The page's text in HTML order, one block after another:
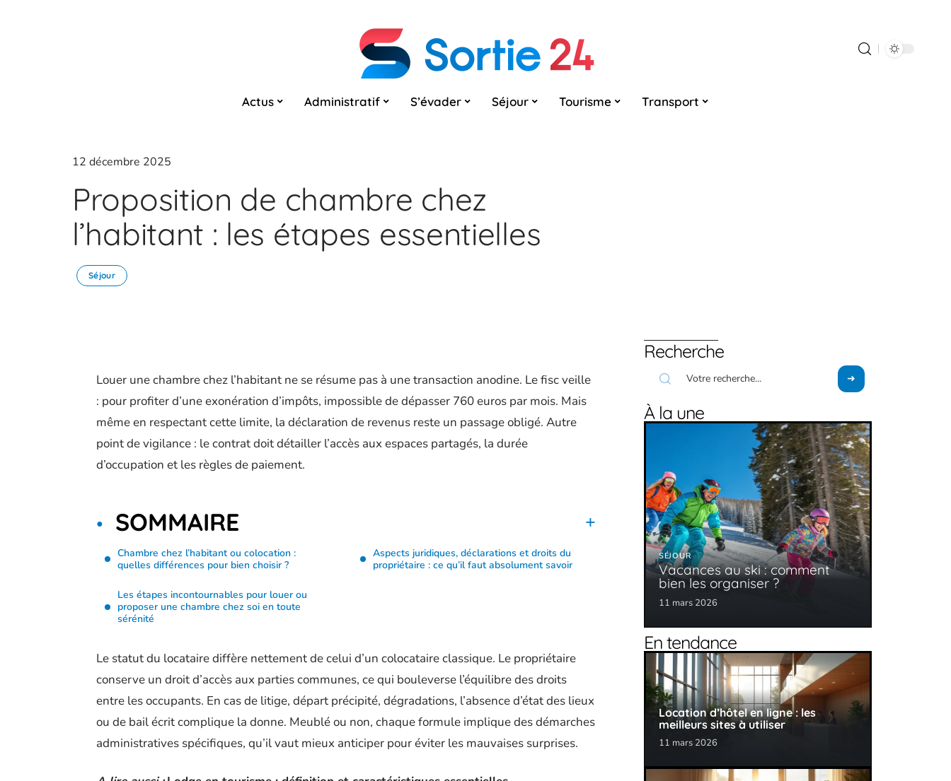
Actus Administratif S’évader Séjour Tourisme Transport
12 décembre 2025
Proposition de chambre chez
l’habitant : les étapes essentielles
Séjour
Louer une chambre chez l’habitant ne se résume pas à une transaction anodine. Le fisc veille
: pour profiter d’une exonération d’impôts, impossible de dépasser 760 euros par mois. Mais
même en respectant cette limite, la déclaration de revenus reste un passage obligé. Autre
point de vigilance : le contrat doit détailler l’accès aux espaces partagés, la durée
d’occupation et les règles de paiement.
SOMMAIRE
Chambre chez l’habitant ou colocation :
quelles différences pour bien choisir ?
Les étapes incontournables pour louer ou
proposer une chambre chez soi en toute
sérénité
Aspects juridiques, déclarations et droits du
propriétaire : ce qu’il faut absolument savoir
Le statut du locataire diffère nettement de celui d’un colocataire classique. Le propriétaire
conserve un droit d’accès aux parties communes, ce qui bouleverse l’équilibre des droits
entre les occupants. En cas de litige, départ précipité, dégradations, l’absence d’état des lieux
ou de bail écrit complique la donne. Meublé ou non, chaque formule implique des démarches
administratives spécifiques, qu’il vaut mieux anticiper pour éviter les mauvaises surprises.
Recherche
À la une
SÉJOUR
Vacances au ski : comment
bien les organiser ?
11 mars 2026
En tendance
Location d’hôtel en ligne : les
meilleurs sites à utiliser
11 mars 2026